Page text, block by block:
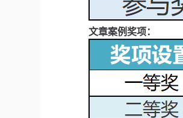
文章案例奖项：